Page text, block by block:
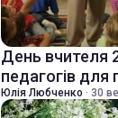
День вчителя
педагогів
Юлія Любченко · 30